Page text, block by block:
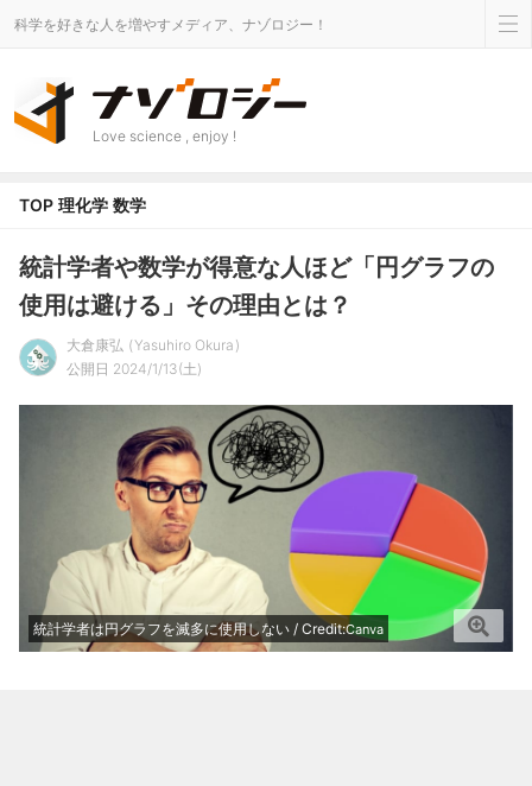
科学を好きな人を増やすメディア、ナゾロジー！
Love science , enjoy !
TOP 理化学 数学
統計学者や数学が得意な人ほど「円グラフの
使用は避ける」その理由とは？
大倉康弘
Yasuhiro Okura
公開日 2024/1/13(土)
統計学者は円グラフを滅多に使用しない / Credit:Canva